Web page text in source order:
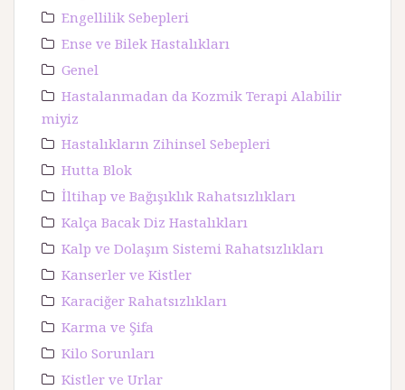
Engellilik Sebepleri
Ense ve Bilek Hastalıkları
Genel
Hastalanmadan da Kozmik Terapi Alabilir
miyiz
Hastalıkların Zihinsel Sebepleri
Hutta Blok
İltihap ve Bağışıklık Rahatsızlıkları
Kalça Bacak Diz Hastalıkları
Kalp ve Dolaşım Sistemi Rahatsızlıkları
Kanserler ve Kistler
Karaciğer Rahatsızlıkları
Karma ve Şifa
Kilo Sorunları
Kistler ve Urlar